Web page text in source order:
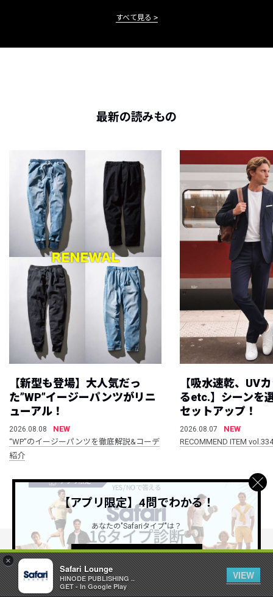
×
Safari Lounge
HINODE PUBLISHING ..
GET - In Google Play
VIEW
すべて見る
最新の読みもの
【新型も登場】大人気だっ
た”WP”イージーパンツがリニ
ューアル！
2026.08.08
NEW
“WP”のイージーパンツを徹底解説&コーデ
紹介
【吸水速乾、UV
るetc.】シーンを
セットアップ！
2026.08.07
NEW
RECOMMEND ITEM vol.334
すべて見る
公式SNSアカウント
【アプリ限定】4問でわかる！
あなたの"Safariタイプ"は？
詳しくはこちら ＞